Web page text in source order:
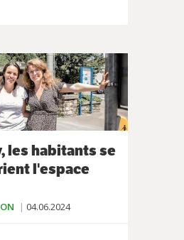
les habitants se
l'espace
04.06.2024